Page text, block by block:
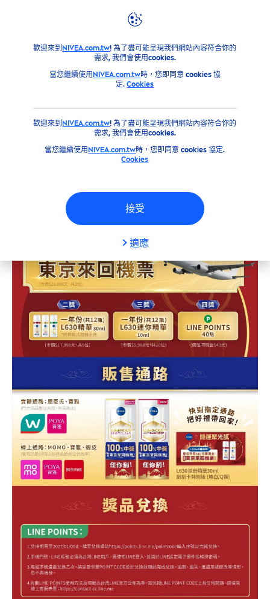
歡迎來到 NIVEA.com.tw! 為了盡可能呈現我們網站內容符合你的
需求, 我們會使用cookies.
當您繼續使用 NIVEA.com.tw時，您即同意 cookies 協
定.Cookies
歡迎來到 NIVEA.com.tw! 為了盡可能呈現我們網站內容符合你的
需求, 我們會使用cookies.
當您繼續使用 NIVEA.com.tw時，您即同意 cookies 協定.
Cookies
接受
適應
重點消息 L630開運聚光肌